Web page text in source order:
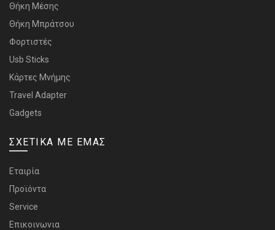
Θήκη Μέσης
Θήκη Μπράτσου
Φορτιστές
Usb Sticks
Κάρτες Μνήμης
Travel Adapter
Gadgets
ΣΧΕΤΙΚΑ ΜΕ ΕΜΑΣ
Εταιρία
Προϊόντα
Service
Επικοινωνια